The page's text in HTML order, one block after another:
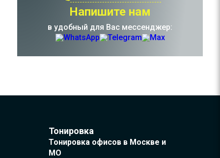
Напишите нам
в удобный для Вас мессенджер:
Тонировка
Тонировка офисов в Москве и
МО